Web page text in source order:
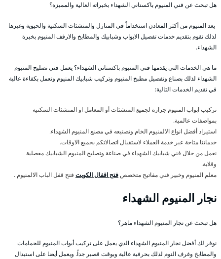
هل تبحث عن فني المنيوم باكستاني الشهداء بخبراته العالية والمميزة؟
يعد المنيوم من أكثر المعادن استخداماً في المنازل والمنشئات السكنية والحيوية وغيرها
لذلك نقوم بتقديم خدمات تفصيل الابواب وشبابيك والمطابخ والارفف المنيوم بخبرة
الشهداء.
ما هي الخدمات التي يقدمها فني المنيوم باكستاني الشهداء؟ يعمل فني تصليح المنيوم
الشهداء لذلك بصناع وتفصيل مطبخ المنيوم وتركيب شبابيك المنيوم ونعمل بكفاءة عالية
في تقديم الخدمات التالية:
تركيب ابواب المنيوم جرارة لجميع المنشئات أو المعامل او المنشئات السكنية
بمواصفات عالمية.
استيراد أفضل انواع الالمنيوم الخام وتصنيعه في مصنع المنيوم الشهداء.
خدماتنا متاحة عبر خدمة العملاء لاستقبال اتصالاتكم بجميع الاوقات.
نعمل من خلال فني شبابيك الشهداء في صناعة وتصليح المنيوم الشبابيك مفصلية
وقلابة.
معلم المنيوم وخبير فني مفاتيح متخصصفتح اقفال الكويت فتح قفل الباب الالمنيوم .
نجار المنيوم الشهداء
هل تبحث عن نجار المنيوم الشهداء ماهر؟
نوفر لك أفضل نجار المنيوم الشهداء الذي يعمل على تركيب أبواب المنيوم للحمامات
والمطابخ وغرف النوم لذلك بحرفية عالية وبوقت قصير جداً. ويعمل أيضا على استبدال